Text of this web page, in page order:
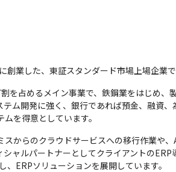
業した、東証スタンダード市場上場企業で
を占めるメイン事業で、鉄鋼業をはじめ
ム開発に強く、銀行であれば預金、融資
を得意としています。
からのクラウドサービスへの移行作業や、
ャルパートナーとしてクライアントの
ERPソリューションを展開しています。